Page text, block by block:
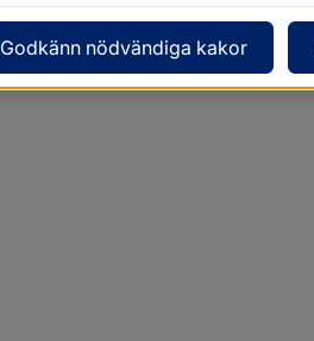
Godkänn nödvändiga kakor